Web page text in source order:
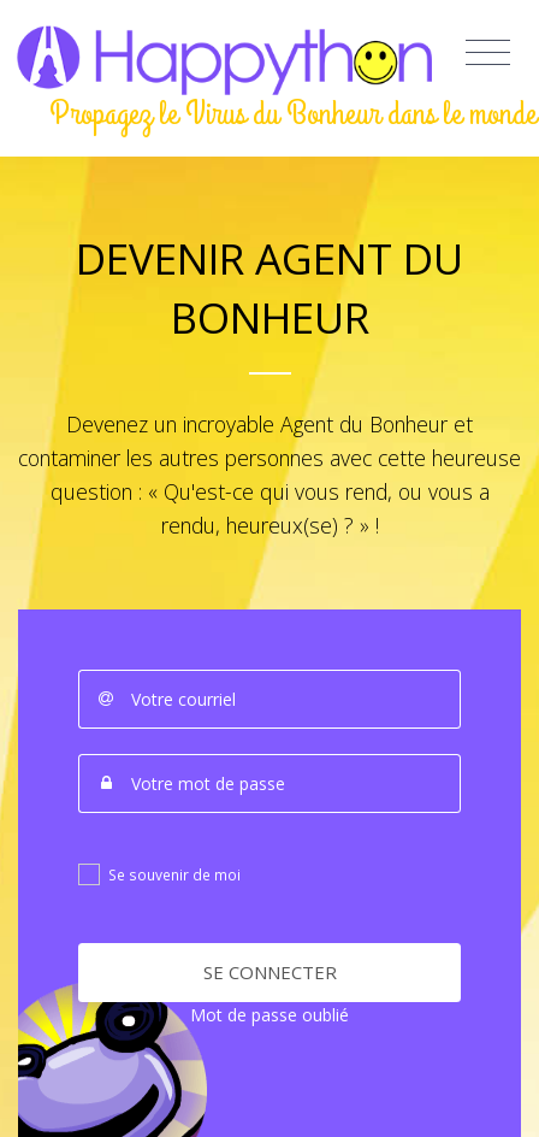
Propagez le Virus du Bonheur dans le monde
DEVENIR AGENT DU
BONHEUR
Devenez un incroyable Agent du Bonheur et
contaminer les autres personnes avec cette heureuse
question : « Qu'est-ce qui vous rend, ou vous a
rendu, heureux(se) ? » !
Se souvenir de moi
SE CONNECTER
Mot de passe oublié